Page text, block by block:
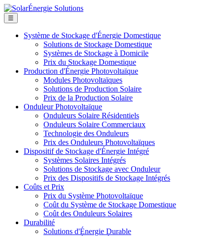
☰
Système de Stockage d'Énergie Domestique
Solutions de Stockage Domestique
Systèmes de Stockage à Domicile
Prix du Stockage Domestique
Production d'Énergie Photovoltaïque
Modules Photovoltaïques
Solutions de Production Solaire
Prix de la Production Solaire
Onduleur Photovoltaïque
Onduleurs Solaire Résidentiels
Onduleurs Solaire Commerciaux
Technologie des Onduleurs
Prix des Onduleurs Photovoltaïques
Dispositif de Stockage d'Énergie Intégré
Systèmes Solaires Intégrés
Solutions de Stockage avec Onduleur
Prix des Dispositifs de Stockage Intégrés
Coûts et Prix
Prix du Système Photovoltaïque
Coût du Système de Stockage Domestique
Coût des Onduleurs Solaires
Durabilité
Solutions d'Énergie Durable